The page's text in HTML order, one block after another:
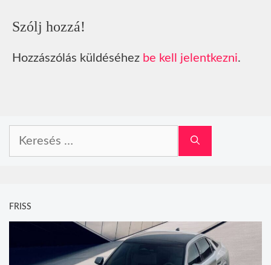
Szólj hozzá!
Hozzászólás küldéséhez be kell jelentkezni.
FRISS